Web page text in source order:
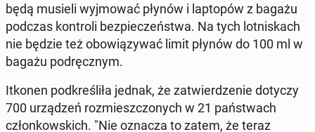
będą musieli wyj­mo­wać płynów i lap­to­pów z bagażu
podczas kon­tro­li bez­pie­czeń­stwa. Na tych lot­ni­skach
nie będzie też obo­wią­zy­wać limit płynów do 100 ml w
bagażu pod­ręcz­nym.
Itkonen pod­kre­śli­ła jednak, że za­twier­dze­nie dotyczy
700 urzą­dzeń roz­miesz­czo­nych w 21 pań­stwach
człon­kow­skich. "Nie oznacza to zatem, że teraz